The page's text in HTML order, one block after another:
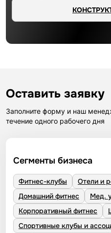
Оставить заявку
Заполните форму и наш
течение одного рабочего дня
Сегменты бизнеса
Фитнес-клубы
Отели и
Домашний фитнес
Мед.
Корпоративный фитнес
Спортивные клубы и